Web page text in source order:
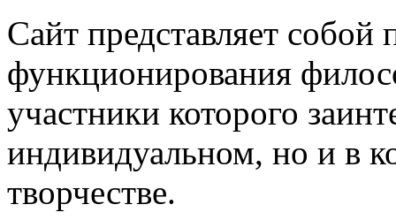
Сайт представляет собой
функционирования
участники которого
индивидуальном, но и в
творчестве.